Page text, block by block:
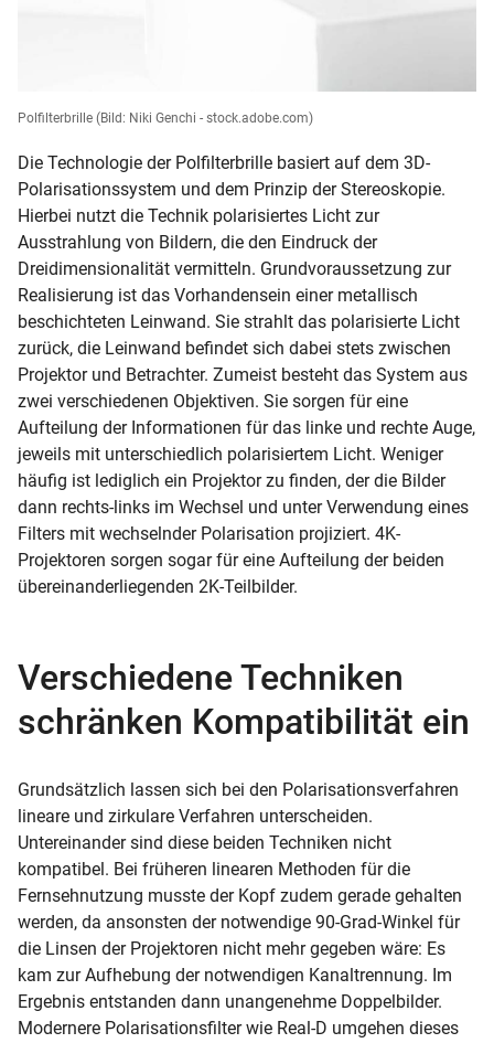
Polfilterbrille (Bild: Niki Genchi - stock.adobe.com)
Die Technologie der Polfilterbrille basiert auf dem 3D-
Polarisationssystem und dem Prinzip der Stereoskopie.
Hierbei nutzt die Technik polarisiertes Licht zur
Ausstrahlung von Bildern, die den Eindruck der
Dreidimensionalität vermitteln. Grundvoraussetzung zur
Realisierung ist das Vorhandensein einer metallisch
beschichteten Leinwand. Sie strahlt das polarisierte Licht
zurück, die Leinwand befindet sich dabei stets zwischen
Projektor und Betrachter. Zumeist besteht das System aus
zwei verschiedenen Objektiven. Sie sorgen für eine
Aufteilung der Informationen für das linke und rechte Auge,
jeweils mit unterschiedlich polarisiertem Licht. Weniger
häufig ist lediglich ein Projektor zu finden, der die Bilder
dann rechts-links im Wechsel und unter Verwendung eines
Filters mit wechselnder Polarisation projiziert. 4K-
Projektoren sorgen sogar für eine Aufteilung der beiden
übereinanderliegenden 2K-Teilbilder.
Verschiedene Techniken
schränken Kompatibilität ein
Grundsätzlich lassen sich bei den Polarisationsverfahren
lineare und zirkulare Verfahren unterscheiden.
Untereinander sind diese beiden Techniken nicht
kompatibel. Bei früheren linearen Methoden für die
Fernsehnutzung musste der Kopf zudem gerade gehalten
werden, da ansonsten der notwendige 90-Grad-Winkel für
die Linsen der Projektoren nicht mehr gegeben wäre: Es
kam zur Aufhebung der notwendigen Kanaltrennung. Im
Ergebnis entstanden dann unangenehme Doppelbilder.
Modernere Polarisationsfilter wie Real-D umgehen dieses